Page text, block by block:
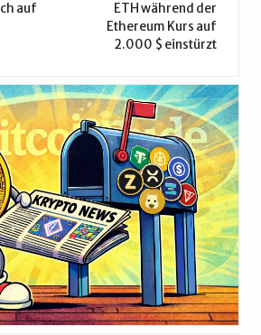
auf
ETH während der
Ethereum Kurs auf
2.000 $ einstürzt